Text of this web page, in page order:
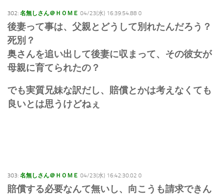
302: 名無しさん＠ＨＯＭＥ 04/23(水) 16:39:54.88 0
後妻って事は、父親とどうして別れたんだろう？
死別？
奥さんを追い出して後妻に収まって、その彼女が
母親に育てられたの？
でも実質兄妹な訳だし、賠償とかは考えなくても
良いとは思うけどねぇ
303: 名無しさん＠ＨＯＭＥ 04/23(水) 16:42:30.02 0
賠償する必要なんて無いし、向こうも請求できん